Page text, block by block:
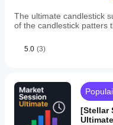
The ultimate candlestick
of the candlestick patters
5.0 (3)
[Stellar
Ultimate